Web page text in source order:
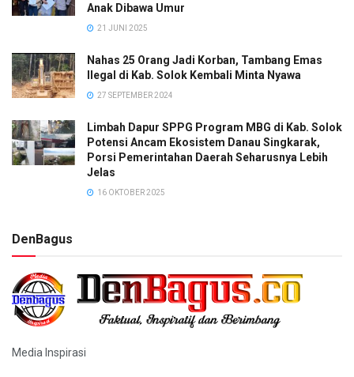
Anak Dibawa Umur
21 JUNI 2025
Nahas 25 Orang Jadi Korban, Tambang Emas
Ilegal di Kab. Solok Kembali Minta Nyawa
27 SEPTEMBER 2024
Limbah Dapur SPPG Program MBG di Kab. Solok
Potensi Ancam Ekosistem Danau Singkarak,
Porsi Pemerintahan Daerah Seharusnya Lebih
Jelas
16 OKTOBER 2025
DenBagus
Media Inspirasi